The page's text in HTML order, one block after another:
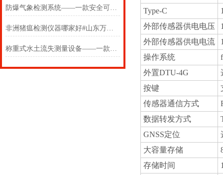
防爆气象检测系统——一款安全可靠的防爆监测系统2025(万象推送)
非洲猪瘟检测仪器哪家好#山东万象不错《厂家2022新款报价》
称重式水土流失测量设备——一款好的小区径流泥沙检测设备 2025(万象推送)
Type-C
外部传感器供电电压
外部传感器供电电流
操作系统
外置DTU-4G
按键
传感器通信方式
数据转发方式
GNSS定位
大容量存储
存储时间